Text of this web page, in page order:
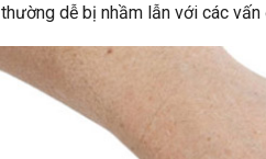
dễ bị nhầm lẫn với các